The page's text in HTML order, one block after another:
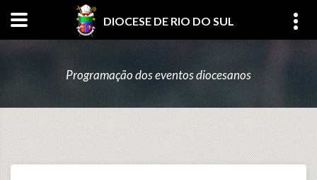
DIOCESE DE RIO DO SUL
Programação dos eventos diocesanos